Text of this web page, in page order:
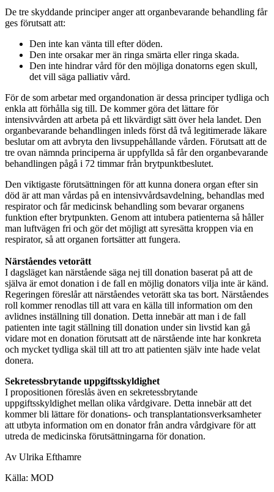
De tre skyddande principer anger att organbevarande behandling får
ges förutsatt att:
Den inte kan vänta till efter döden.
Den inte orsakar mer än ringa smärta eller ringa skada.
Den inte hindrar vård för den möjliga donatorns egen skull,
det vill säga palliativ vård.
För de som arbetar med organdonation är dessa principer tydliga och
enkla att förhålla sig till. De kommer göra det lättare för
intensivvården att arbeta på ett likvärdigt sätt över hela landet. Den
organbevarande behandlingen inleds först då två legitimerade läkare
beslutar om att avbryta den livsuppehållande vården. Förutsatt att de
tre ovan nämnda principerna är uppfyllda så får den organbevarande
behandlingen pågå i 72 timmar från brytpunktbeslutet.
Den viktigaste förutsättningen för att kunna donera organ efter sin
död är att man vårdas på en intensivvårdsavdelning, behandlas med
respirator och får medicinsk behandling som bevarar organens
funktion efter brytpunkten. Genom att intubera patienterna så håller
man luftvägen fri och gör det möjligt att syresätta kroppen via en
respirator, så att organen fortsätter att fungera.
Närståendes vetorätt
I dagsläget kan närstående säga nej till donation baserat på att de
själva är emot donation i de fall en möjlig donators vilja inte är känd.
Regeringen föreslår att närståendes vetorätt ska tas bort. Närståendes
roll kommer renodlas till att vara en källa till information om den
avlidnes inställning till donation. Detta innebär att man i de fall
patienten inte tagit ställning till donation under sin livstid kan gå
vidare mot en donation förutsatt att de närstående inte har konkreta
och mycket tydliga skäl till att tro att patienten själv inte hade velat
donera.
Sekretessbrytande uppgiftsskyldighet
I propositionen föreslås även en sekretessbrytande
uppgiftsskyldighet mellan olika vårdgivare. Detta innebär att det
kommer bli lättare för donations- och transplantationsverksamheter
att utbyta information om en donator från andra vårdgivare för att
utreda de medicinska förutsättningarna för donation.
Av Ulrika Efthamre
Källa: MOD